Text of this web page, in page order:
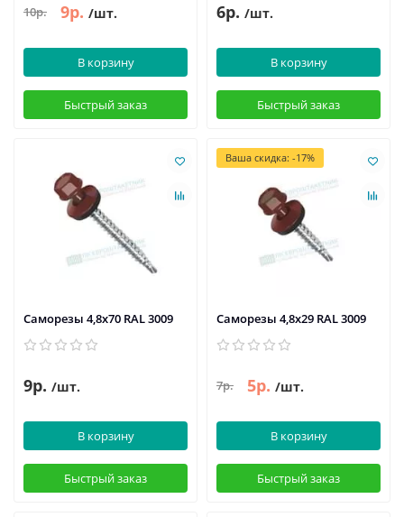
10р. 9р. /шт.
В корзину
Быстрый заказ
6р. /шт.
В корзину
Быстрый заказ
Саморезы 4,8х70 RAL 3009
9р. /шт.
В корзину
Быстрый заказ
Ваша скидка: -17%
Саморезы 4,8х29 RAL 3009
7р. 5р. /шт.
В корзину
Быстрый заказ